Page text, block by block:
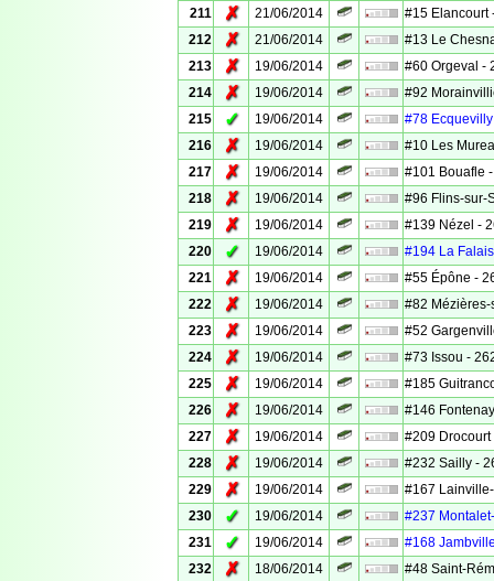
211
✗ 21/06/2014
#15 Elancourt
212
✗ 21/06/2014
#13 Le
213
✗ 19/06/2014
#60 Orgeval -
214
✗ 19/06/2014
#92
215
✓ 19/06/2014
#78
216
✗ 19/06/2014
#10 Les
217
✗ 19/06/2014
#101 Bouafle
218
✗ 19/06/2014
#96 Flins-sur-
219
✗ 19/06/2014
#139 Nézel -
220
✓ 19/06/2014
#194 La
221
✗ 19/06/2014
#55 Épône -
222
✗ 19/06/2014
#82
223
✗ 19/06/2014
#52
224
✗ 19/06/2014
#73 Issou -
225
✗ 19/06/2014
#185
226
✗ 19/06/2014
#146
227
✗ 19/06/2014
#209
228
✗ 19/06/2014
#232 Sailly -
229
✗ 19/06/2014
#167
230
✓ 19/06/2014
#237
231
✓ 19/06/2014
#168
232
✗ 18/06/2014
#48 Saint-